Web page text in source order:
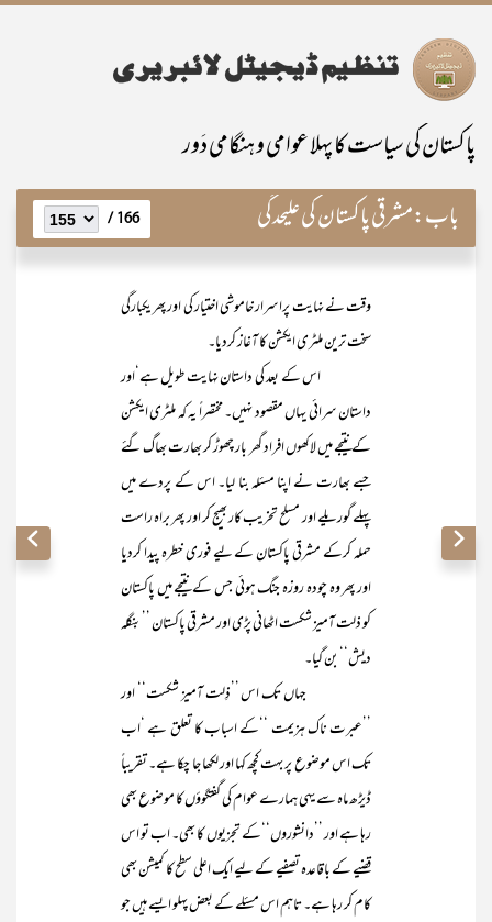
پاکستان کی سیاست کا پہلا عوامی و ہنگامی دَور
باب:مشرقی پاکستان کی علیحدگی 166 /
وقت نے نہایت پراسرار خاموشی اختیار کی اور پھر یکبارگی
سخت ترین ملٹری ایکشن کا آغاز کردیا۔
اس کے بعد کی داستان نہایت طویل ہے‘اور
داستان سرائی یہاں مقصود نہیں۔ مختصراً یہ کہ ملٹری ایکشن
کے نتیجے میں لاکھوں افراد گھر بار چھوڑ کر بھارت بھاگ گئے
جسے بھارت نے اپنا مسئلہ بنا لیا۔ اس کے پردے میں
پہلے گوریلے اور مسلح تخریب کار بھیج کر اور پھر براہ راست
حملہ کرکے مشرقی پاکستان کے لیے فوری خطرہ پیدا کردیا
اور پھر وہ چودہ روزہ جنگ ہوئی جس کے نتیجے میں پاکستان
کو ذلت آمیز شکست اٹھانی پڑی اور مشرقی پاکستان ’’بنگلہ
دیش‘‘ بن گیا۔
جہاں تک اس ’’ذِلت آمیز شکست‘‘ اور
’’عبرت ناک ہزیمت ‘‘کے اسباب کا تعلق ہے ‘اب
تک اس موضوع پر بہت کچھ کہا اور لکھا جا چکا ہے۔ تقریباً
ڈیڑھ ماہ سے یہی ہمارے عوام کی گفتگوؤں کا موضوع بھی
رہا ہے اور ’’دانشوروں‘‘کے تجزیوں کا بھی۔ اب تو اس
قضیے کے باقاعدہ تصفیے کے لیے ایک اعلی سطح کا کمیشن بھی
کام کر رہا ہے۔ تاہم اس مسئلے کے بعض پہلو ایسے ہیں جو